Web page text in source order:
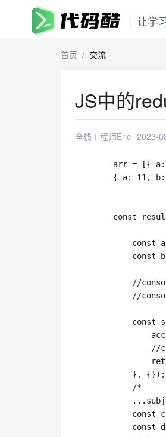
让学
首页 / 交流
JS中的
全栈工程师Eric 2023-
        arr
= [{ a:
{
a: 11 , b:
const
const a
const b
//
//
const
                acc
//
} , {}) ;
/*
const
const